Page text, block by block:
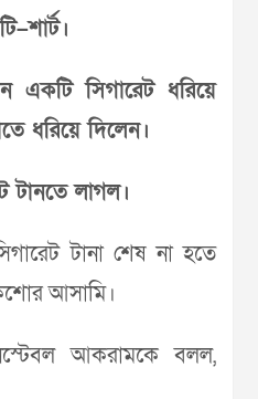
সিগারেট ধরিয়ে
ধরিয়ে দিলেন।
টানতে লাগল।
টানা শেষ না হতে
আসামি।
আকরামকে বলল,